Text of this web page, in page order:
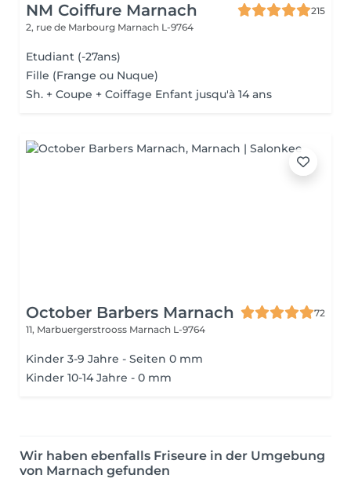
NM Coiffure Marnach
215
2, rue de Marbourg Marnach L-9764
Etudiant (-27ans)
Fille (Frange ou Nuque)
Sh. + Coupe + Coiffage Enfant jusqu'à 14 ans
October Barbers Marnach
72
11, Marbuergerstrooss Marnach L-9764
Kinder 3-9 Jahre - Seiten 0 mm
Kinder 10-14 Jahre - 0 mm
Wir haben ebenfalls Friseure in der Umgebung
von Marnach gefunden